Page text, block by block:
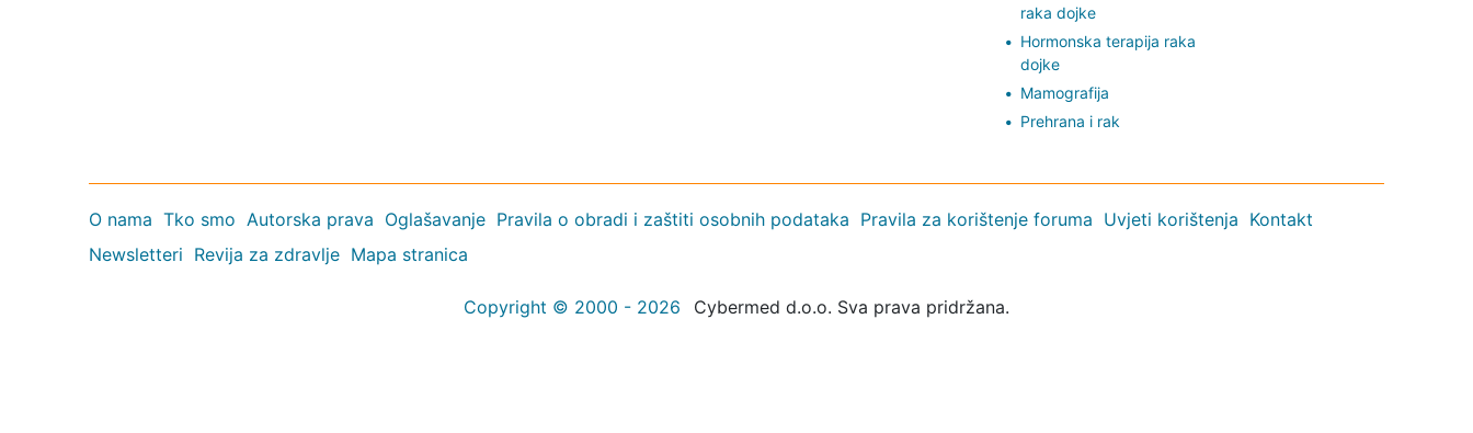
raka dojke
Hormonska terapija raka
dojke
Mamografija
Prehrana i rak
O nama Tko smo Autorska prava Oglašavanje Pravila o obradi i zaštiti osobnih podataka Pravila za korištenje foruma Uvjeti korištenja Kontakt
Newsletteri Revija za zdravlje Mapa stranica
Copyright © 2000 - 2026 Cybermed d.o.o. Sva prava pridržana.